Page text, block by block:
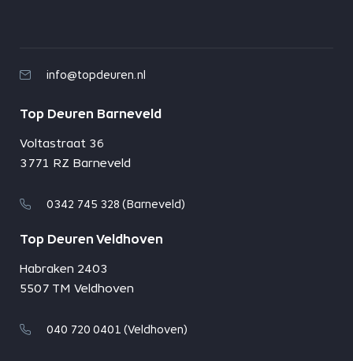
info@topdeuren.nl
Top Deuren Barneveld
Voltastraat 36
3771 RZ Barneveld
0342 745 328 (Barneveld)
Top Deuren Veldhoven
Habraken 2403
5507 TM Veldhoven
040 720 0401 (Veldhoven)